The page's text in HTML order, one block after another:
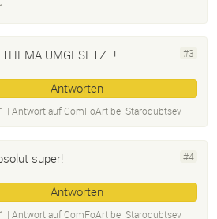
#3
UMGESETZT!
Antworten
| Antwort aufComFoArt bei Starodubtsev
#4
super!
Antworten
| Antwort aufComFoArt bei Starodubtsev